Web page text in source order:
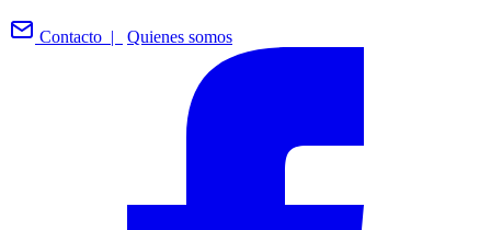
Contacto | Quienes somos